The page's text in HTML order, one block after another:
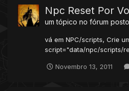
Npc Reset Por
um tópico no fórum
vá em NPC/scripts, Crie
script="data/npc/scripts/
Novembro 13, 2011